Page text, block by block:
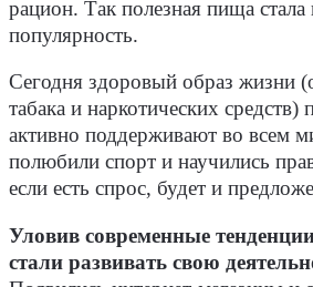
рацион. Так полезная пища стала
популярность.
Сегодня здоровый образ жизни
табака и наркотических
активно поддерживают во всем
полюбили спорт и научились
если есть спрос, будет и
Уловив современные
стали развивать свою